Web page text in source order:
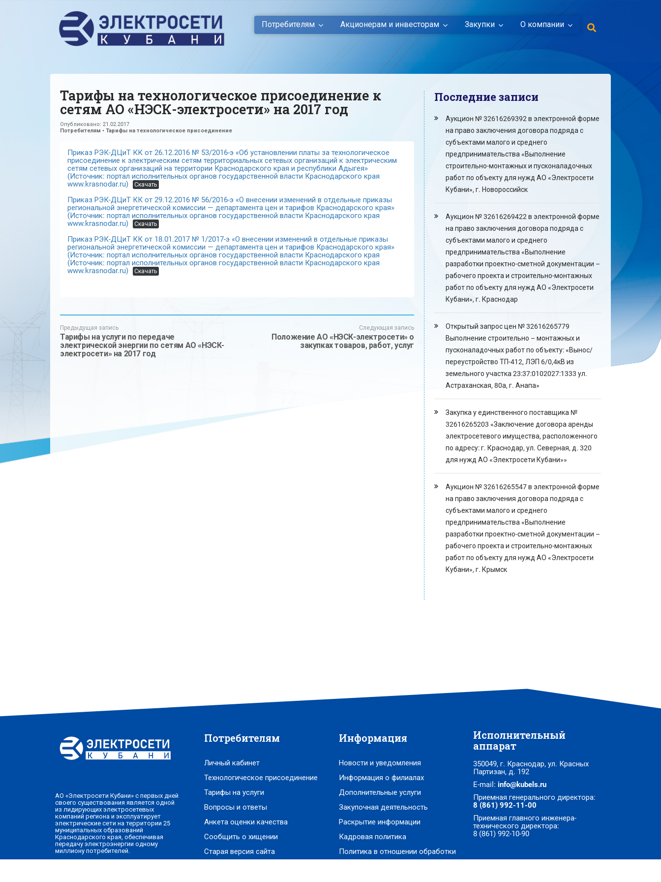
Потребителям Акционерам и инвесторам Закупки О компании
Тарифы на технологическое присоединение к
сетям АО «НЭСК-электросети» на 2017 год
Опубликовано: 21.02.2017
Потребителям • Тарифы на технологическое присоединение
Приказ РЭК-ДЦиТ КК от 26.12.2016 № 53/2016-э «Об установлении платы за технологическое
присоединение к электрическим сетям территориальных сетевых организаций к электрическим
сетям сетевых организаций на территории Краснодарского края и республики Адыгея»
(Источник: портал исполнительных органов государственной власти Краснодарского края
www.krasnodar.ru)
Скачать
Приказ РЭК-ДЦиТ КК от 29.12.2016 № 56/2016-э «О внесении изменений в отдельные приказы
региональной энергетической комиссии — департамента цен и тарифов Краснодарского края»
(Источник: портал исполнительных органов государственной власти Краснодарского края
www.krasnodar.ru)
Скачать
Приказ РЭК-ДЦиТ КК от 18.01.2017 № 1/2017-э «О внесении изменений в отдельные приказы
региональной энергетической комиссии — департамента цен и тарифов Краснодарского края»
(Источник: портал исполнительных органов государственной власти Краснодарского края
(Источник: портал исполнительных органов государственной власти Краснодарского края
www.krasnodar.ru)
Скачать
Предыдущая запись
Тарифы на услуги по передаче
электрической энергии по сетям АО «НЭСК-
электросети» на 2017 год
Следующая запись
Положение АО «НЭСК-электросети» о
закупках товаров, работ, услуг
Последние записи
Аукцион № 32616269392 в электронной форме
на право заключения договора подряда с
субъектами малого и среднего
предпринимательства «Выполнение
строительно-монтажных и пусконаладочных
работ по объекту для нужд АО «Электросети
Кубани», г. Новороссийск
Аукцион № 32616269422 в электронной форме
на право заключения договора подряда с
субъектами малого и среднего
предпринимательства «Выполнение
разработки проектно-сметной документации –
рабочего проекта и строительно-монтажных
работ по объекту для нужд АО «Электросети
Кубани», г. Краснодар
Открытый запрос цен № 32616265779
Выполнение строительно – монтажных и
пусконаладочных работ по объекту: «Вынос/
переустройство ТП-412, ЛЭП 6/0,4кВ из
земельного участка 23:37:0102027:1333 ул.
Астраханская, 80а, г. Анапа»
Закупка у единственного поставщика №
32616265203 «Заключение договора аренды
электросетевого имущества, расположенного
по адресу: г. Краснодар, ул. Северная, д. 320
для нужд АО «Электросети Кубани»»
Аукцион № 32616265547 в электронной форме
на право заключения договора подряда с
субъектами малого и среднего
предпринимательства «Выполнение
разработки проектно-сметной документации –
рабочего проекта и строительно-монтажных
работ по объекту для нужд АО «Электросети
Кубани», г. Крымск
АО «Электросети Кубани» с первых дней
своего существования является одной
из лидирующих электросетевых
компаний региона и эксплуатирует
электрические сети на территории 25
муниципальных образований
Краснодарского края, обеспечивая
передачу электроэнергии одному
миллиону потребителей.
Потребителям
Личный кабинет
Технологическое присоединение
Тарифы на услуги
Вопросы и ответы
Анкета оценки качества
Сообщить о хищении
Старая версия сайта
Информация
Новости и уведомления
Информация о филиалах
Дополнительные услуги
Закупочная деятельность
Раскрытие информации
Кадровая политика
Политика в отношении обработки
Исполнительный
аппарат
350049, г. Краснодар, ул. Красных
Партизан, д. 192
E-mail:info@kubels.ru
Приемная генерального директора:
8 (861) 992-11-00
Приемная главного инженера-
технического директора:
8 (861) 992-10-90